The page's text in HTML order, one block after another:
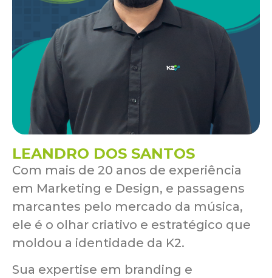
LEANDRO DOS SANTOS
Com mais de 20 anos de experiência
em Marketing e Design, e passagens
marcantes pelo mercado da música,
ele é o olhar criativo e estratégico que
moldou a identidade da K2.
Sua expertise em branding e